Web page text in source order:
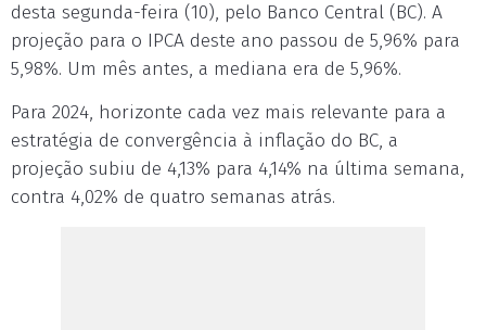
desta segunda-feira (10), pelo Banco Central (BC). A
projeção para o IPCA deste ano passou de 5,96% para
5,98%. Um mês antes, a mediana era de 5,96%.
Para 2024, horizonte cada vez mais relevante para a
estratégia de convergência à inflação do BC, a
projeção subiu de 4,13% para 4,14% na última semana,
contra 4,02% de quatro semanas atrás.